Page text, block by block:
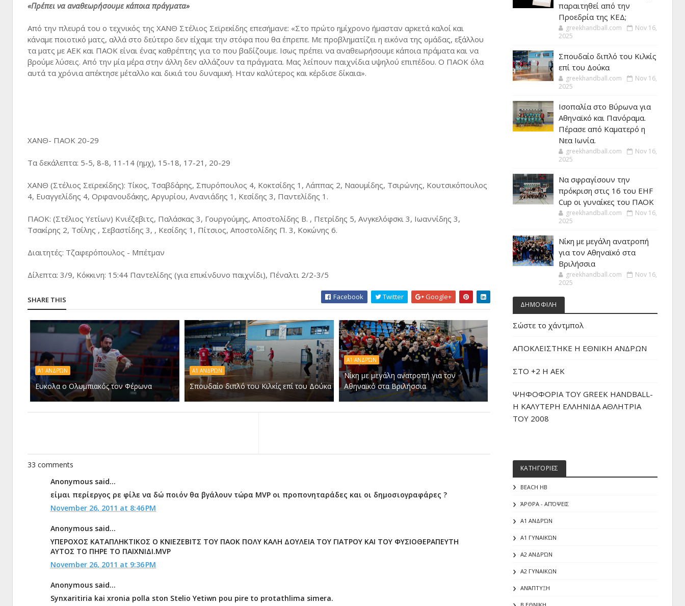
«Πρέπει να αναθεωρήσουμε κάποια πράγματα»
Από την πλευρά του ο τεχνικός της ΧΑΝΘ Στέλιος Σεϊρεκίδης επεσήμανε: «Στο πρώτο ημίχρονο ήμασταν αρκετά καλοί και
κάναμε ποιοτικό ματς, αλλά στο δεύτερο δεν είχαμε την στόφα που θα έπρεπε. Με προβληματίζει η εικόνα της ομάδας, εξάλλου
τα ματς με ΑΕΚ και ΠΑΟΚ είναι ένας καθρέπτης για το που βαδίζουμε. Ισως πρέπει να αναθεωρήσουμε κάποια πράματα και να
βρούμε λύσεις. Από την μία μέρα στην άλλη δεν αλλάζουν τα πράγματα. Μας λείπουν παιχνίδια υψηλού επιπέδου. Ο ΠΑΟΚ όλα
αυτά τα χρόνια απέκτησε μέταλλο και δικιά του δυναμική. Ηταν καλύτερος και κέρδισε δίκαια».
ΧΑΝΘ- ΠΑΟΚ 20-29
Τα δεκάλεπτα: 5-5, 8-8, 11-14 (ημχ), 15-18, 17-21, 20-29
ΧΑΝΘ (Στέλιος Σεϊρεκίδης): Τίκος, Τσαβδάρης, Σπυρόπουλος 4, Κοκτσίδης 1, Λάππας 2, Ναουμίδης, Τσιρώνης, Κουτσικόπουλος
4, Ευαγγελίδης 4, Ορφανουδάκης, Αργυρίου, Ανανιάδης 1, Κεσίδης 3, Παντελίδης 1.
ΠΑΟΚ: (Στέλιος Υετίων) Κνιέζεβιτς, Παλάσκας 3, Γουργούμης, Αποστολίδης Β. , Πετρίδης 5, Ανγκελόφσκι 3, Ιωαννίδης 3,
Τσακίρης 2, Τσίλης , Σεβαστίδης 3, , Κεσίδης 1, Πίτσιος, Αποστολίδης Π. 3, Κοκώνης 6.
Διαιτητές: Τζαφερόπουλος - Μπέτμαν
Δίλεπτα: 3/9, Κόκκινη: 15:44 Παντελίδης (για επικίνδυνο παιχνίδι), Πέναλτι 2/2-3/5
SHARE THIS Facebook Twitter Google+
Α1 ΑΝΔΡΏΝ
Ευκολα ο Ολυμπιακός τον Φέρωνα
Α1 ΑΝΔΡΏΝ
Σπουδαίο διπλό του Κιλκίς επί του Δούκα
Α1 ΑΝΔΡΏΝ
Νίκη με μεγάλη ανατροπή για τον
Αθηναϊκό στα Βριλήσσια
33 comments
Anonymous said...
είμαι περίεργος ρε φίλε να δώ ποιόν θα βγάλουν τώρα MVP οι προπονηταράδες και οι δημοσιογραφάρες ?
November 26, 2011 at 8:46 PM
Anonymous said...
ΥΠΕΡΟΧΟΣ ΚΑΤΑΠΛΗΚΤΙΚΟΣ Ο ΚΝΙΕΖΕΒΙΤΣ ΤΟΥ ΠΑΟΚ ΠΟΛΥ ΚΑΛΗ ΔΟΥΛΕΙΑ ΤΟΥ ΓΙΑΤΡΟΥ ΚΑΙ ΤΟΥ ΦΥΣΙΟΘΕΡΑΠΕΥΤΗ
ΑΥΤΟΣ ΤΟ ΠΗΡΕ ΤΟ ΠΑΙΧΝΙΔΙ.MVP
November 26, 2011 at 9:36 PM
Anonymous said...
Synxaritiria kai xronia polla ston Stelio Yetiwn pou pire to protathlima simera.
παραιτηθεί από την
Προεδρία της ΚΕΔ;
greekhandball.com
Nov 16,
2025
Σπουδαίο διπλό του Κιλκίς
επί του Δούκα
greekhandball.com
Nov 16,
2025
Ισοπαλία στο Βύρωνα για
Αθηναϊκό και Πανόραμα.
Πέρασε από Καματερό η
Νεα Ιωνία.
greekhandball.com
Nov 16,
2025
Να σφραγίσουν την
πρόκριση στις 16 του EHF
Cup οι γυναίκες του ΠΑΟΚ
greekhandball.com
Nov 16,
2025
Νίκη με μεγάλη ανατροπή
για τον Αθηναϊκό στα
Βριλήσσια
greekhandball.com
Nov 16,
2025
ΔΗΜΟΦΙΛΗ
Σώστε το χάντμπολ
ΑΠΟΚΛΕΙΣΤΗΚΕ Η ΕΘΝΙΚΗ ΑΝΔΡΩΝ
ΣΤΟ +2 Η ΑΕΚ
ΨΗΦΟΦΟΡΙΑ ΤΟΥ GREEK HANDBALL-
H ΚΑΛΥΤΕΡΗ ΕΛΛΗΝΙΔΑ ΑΘΛΗΤΡΙΑ
ΤΟΥ 2008
ΚΑΤΗΓΟΡΙΕΣ
BEACH HB
ΆΡΘΡΑ - ΑΠΌΨΕΙΣ
Α1 ΑΝΔΡΏΝ
Α1 ΓΥΝΑΙΚΏΝ
Α2 ΑΝΔΡΏΝ
Α2 ΓΥΝΑΙΚΩΝ
ΑΝΆΠΤΥΞΗ